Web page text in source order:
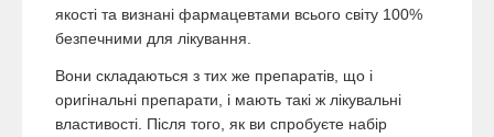
якості та визнані фармацевтами всього світу 100%
безпечними для лікування.
Вони складаються з тих же препаратів, що і
оригінальні препарати, і мають такі ж лікувальні
властивості. Після того, як ви спробуєте набір